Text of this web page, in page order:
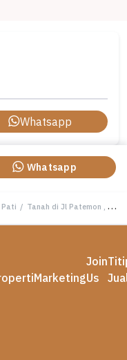
Whatsapp
Whatsapp
Pati / Tanah di Jl Patemon , Gunung Pati Semarang ( Vn 8636 )
Marketing
Join
Us